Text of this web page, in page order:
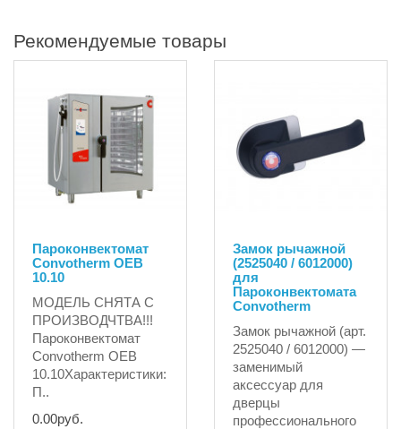
Рекомендуемые товары
Пароконвектомат
Convotherm OEB
10.10
МОДЕЛЬ СНЯТА С
ПРОИЗВОДЧТВА!!!
Пароконвектомат
Convotherm OEB
10.10Характеристики:
П..
0.00руб.
Замок рычажной
(2525040 / 6012000)
для
Пароконвектомата
Convotherm
Замок рычажной (арт.
2525040 / 6012000) —
заменимый
аксессуар для
дверцы
профессионального